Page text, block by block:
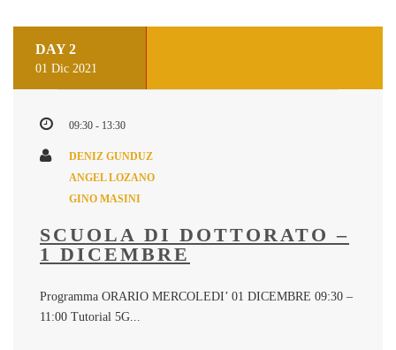
DAY 2
01 Dic 2021
09:30 - 13:30
DENIZ GUNDUZ
ANGEL LOZANO
GINO MASINI
SCUOLA DI DOTTORATO –
1 DICEMBRE
Programma ORARIO MERCOLEDI’ 01 DICEMBRE 09:30 –
11:00 Tutorial 5G...